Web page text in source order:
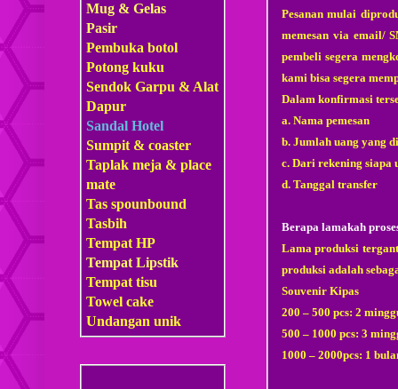
Pesanan mulai
memesan via email/
pembeli segera
kami bisa segera
Dalam konfirmasi
a. Nama pemesan
b. Jumlah uang yang
c. Dari rekening siapa
d. Tanggal transfer
Berapa lamakah
Lama produksi
produksi adalah
Souvenir Kipas
200 – 500 pcs: 2
500 – 1000 pcs: 3
1000 – 2000pcs: 1
Mug & Gelas
Pasir
Pembuka botol
Potong kuku
Sendok Garpu & Alat
Dapur
Sandal Hotel
Sumpit & coaster
Taplak meja & place
mate
Tas spounbound
Tasbih
Tempat HP
Tempat Lipstik
Tempat tisu
Towel cake
Undangan unik